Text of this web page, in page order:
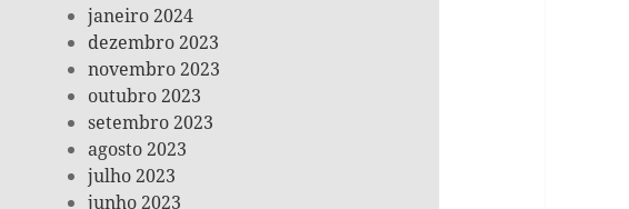
janeiro 2024
dezembro 2023
novembro 2023
outubro 2023
setembro 2023
agosto 2023
julho 2023
junho 2023